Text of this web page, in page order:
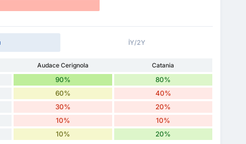
İY/2Y
Audace Cerignola
Catania
90% 80%
60% 40%
30% 20%
10% 10%
10% 20%